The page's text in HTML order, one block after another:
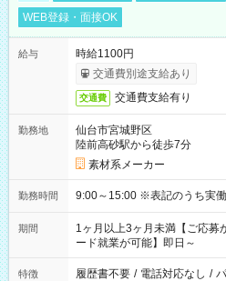
WEB登録・面接OK
給与
時給1100円
交通費別途支給あり
交通費 交通費支給有り
勤務地
仙台市宮城野区
陸前高砂駅から徒歩7分
素材系メーカー
勤務時間 9:00～15:00 ※表記のう
期間
1ヶ月以上3ヶ月未満【ご応募
ード就業が可能】即日～
特徴 履歴書不要 / 電話対応なし /